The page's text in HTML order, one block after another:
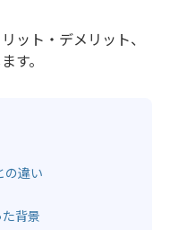
ット・デメリット、
す。
の違い
背景